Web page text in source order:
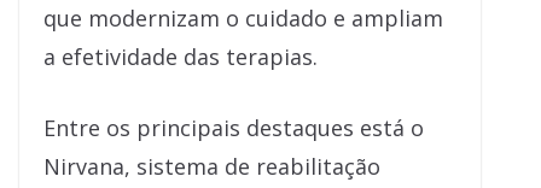
que modernizam o cuidado e ampliam
a efetividade das terapias.
Entre os principais destaques está o
Nirvana, sistema de reabilitação